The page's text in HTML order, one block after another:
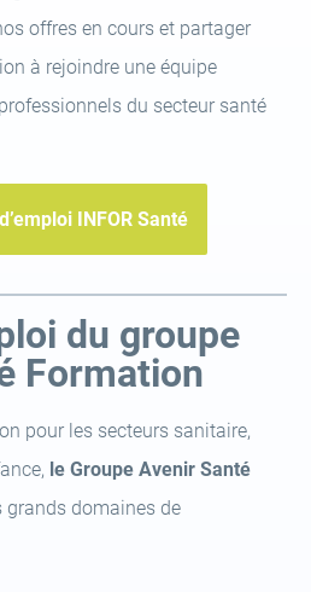
offres en cours et partager
à rejoindre une équipe
du secteur santé
INFOR Santé
du groupe
Formation
pour les secteurs sanitaire,
le Groupe Avenir Santé
grands domaines de